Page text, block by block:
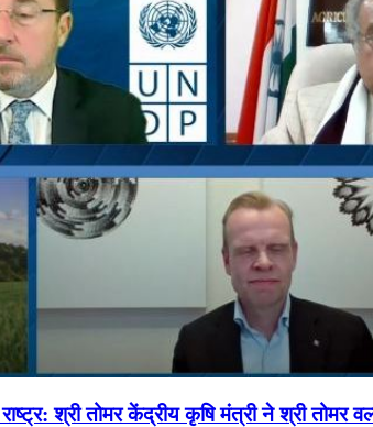
श्री तोमर केंद्रीय कृषि मंत्री ने श्री तोमर